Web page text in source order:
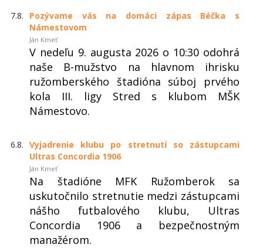
7.8.
Pozývame vás na domáci zápas Béčka s
Námestovom
Ján Kmeť
V nedeľu 9. augusta 2026 o 10:30 odohrá
naše B-mužstvo na hlavnom ihrisku
ružomberského štadióna súboj prvého
kola III. ligy Stred s klubom MŠK
Námestovo.
6.8. Vyjadrenie klubu po stretnutí so zástupcami
Ultras Concordia 1906
Ján Kmeť
Na štadióne MFK Ružomberok sa
uskutočnilo stretnutie medzi zástupcami
nášho futbalového klubu, Ultras
Concordia 1906 a bezpečnostným
manažérom.